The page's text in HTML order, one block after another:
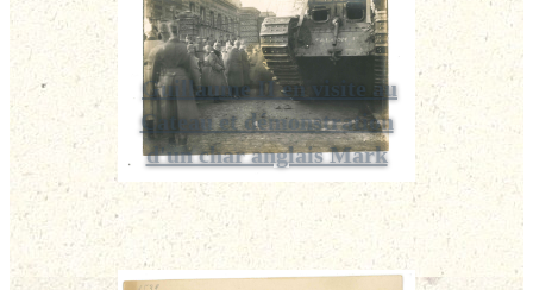
Guillaume II en visite au
Cateau et démonstration
d'un char anglais Mark